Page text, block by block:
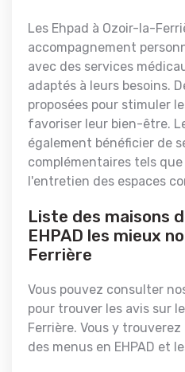
Les Ehpad à Ozoir-la-
accompagnement
avec des services
adaptés à leurs besoins.
proposées pour stimuler
favoriser leur bien-être.
également bénéficier de
complémentaires tels
l'entretien des espaces
Liste des maisons
EHPAD les mieux
Ferrière
Vous pouvez consulter
pour trouver les avis sur
Ferrière. Vous y
des menus en EHPAD et